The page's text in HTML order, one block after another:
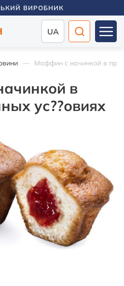
ВИРОБНИК
UA
Маффин с начинкой в
в
ус??овиях